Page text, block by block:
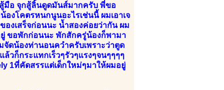
มือ จุกสู้ลิ้นดูดมันส์มากครับ พี่ขอ
งโคตรหนกนูนอะไรเช่นนี้ ผมเอาเจ
องเสร็จก่อนนะ น้ำสองค่อยว่ากัน ผม
ขอพักก่อนนะ พักสักครู่น้องก็พามา
ดน้องท่านอนควำครับเพราะว่าตูด
วก็กระแทกเร็วๆรัวๆแรงๆจนๆๆๆๆ
1ที่คัดสรรแต่เด็กใหม่ๆมาให้ผมอยู่